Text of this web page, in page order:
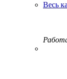
Весь